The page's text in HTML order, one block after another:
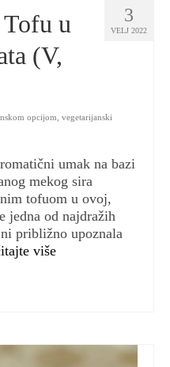
3
VELJ 2022
Tofu u
(V,
opcijom vegetarijanski
umak na bazi
mekog sira
tofuom u ovoj,
jedna od najdražih
približno upoznala
više